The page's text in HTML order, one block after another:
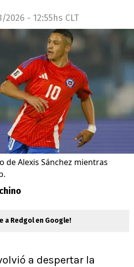
2026 - 12:55hs CLT
de Alexis Sánchez mientras
a Redgol en Google!
a despertar la